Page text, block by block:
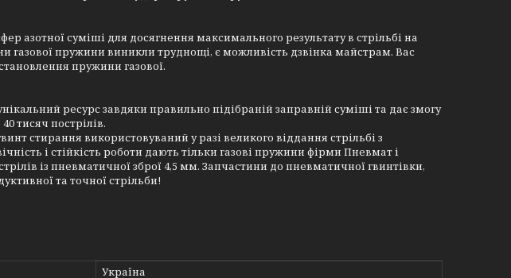
азотної суміші для досягнення максимального результату в стрільбі на
газової пружини виникли труднощі, є можливість дзвінка майстрам. Вас
пружини газової.
ресурс завдяки правильно підібраній заправній суміші та дає змогу
тисяч пострілів.
стирання використовуваний у разі великого віддання стрільбі з
і стійкість роботи дають тільки газові пружини фірми Пневмат і
із пневматичної зброї 4,5 мм. Запчастини до пневматичної гвинтівки,
та точної стрільби!
Україна